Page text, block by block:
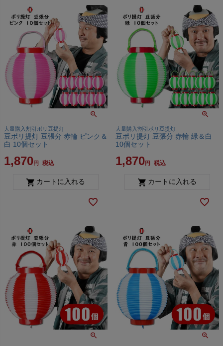
大量購入割引ポリ豆提灯
豆ポリ提灯 豆張分 赤輪 ピンク＆
白 10個セット
1,870 税込
カートに入れる
大量購入割引ポリ豆提灯
豆ポリ提灯 豆張分 赤輪 緑＆白
10個セット
1,870 税込
カートに入れる